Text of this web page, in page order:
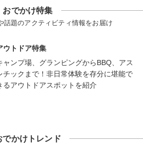
おでかけ特集
話題のアクティビティ情報をお届け
ウトドア特集
ャンプ場、グランピングからBBQ、アス
チックまで！非日常体験を存分に堪能で
るアウトドアスポットを紹介
でかけトレンド